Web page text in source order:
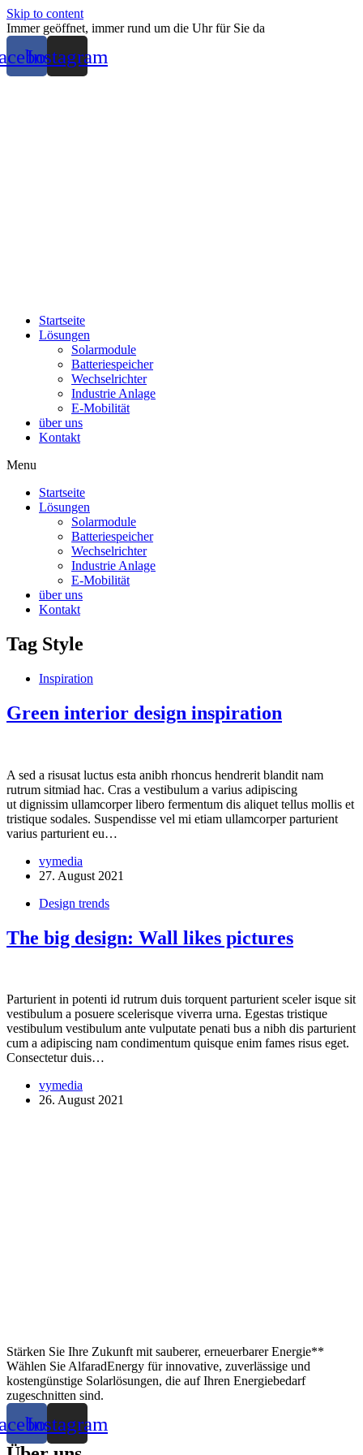
Skip to content
Immer geöffnet, immer rund um die Uhr für Sie da
Instagram
Startseite
Lösungen
Solarmodule
Batteriespeicher
Wechselrichter
Industrie Anlage
E-Mobilität
über uns
Kontakt
Menu
Startseite
Lösungen
Solarmodule
Batteriespeicher
Wechselrichter
Industrie Anlage
E-Mobilität
über uns
Kontakt
Tag Style
Inspiration
Green interior design inspiration
A sed a risusat luctus esta anibh rhoncus hendrerit blandit nam
rutrum sitmiad hac. Cras a vestibulum a varius adipiscing
ut dignissim ullamcorper libero fermentum dis aliquet tellus mollis et
tristique sodales. Suspendisse vel mi etiam ullamcorper parturient
varius parturient eu…
vymedia
27. August 2021
Design trends
The big design: Wall likes pictures
Parturient in potenti id rutrum duis torquent parturient sceler isque sit
vestibulum a posuere scelerisque viverra urna. Egestas tristique
vestibulum vestibulum ante vulputate penati bus a nibh dis parturient
cum a adipiscing nam condimentum quisque enim fames risus eget.
Consectetur duis…
vymedia
26. August 2021
Stärken Sie Ihre Zukunft mit sauberer, erneuerbarer Energie**
Wählen Sie AlfaradEnergy für innovative, zuverlässige und
kostengünstige Solarlösungen, die auf Ihren Energiebedarf
zugeschnitten sind.
Instagram